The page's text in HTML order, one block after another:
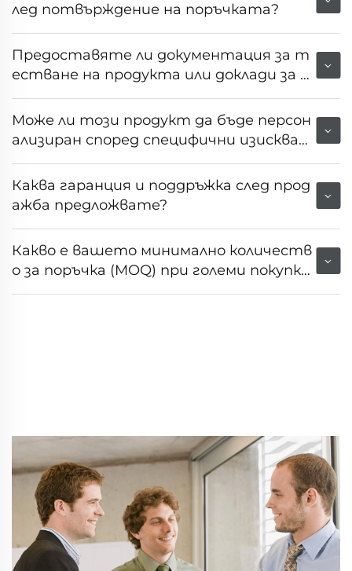
лед потвърждение на поръчката?
Предоставяте ли документация за т
естване на продукта или доклади за н
еговата производителност?
Може ли този продукт да бъде персон
ализиран според специфични изискван
ия на пазара или клиента?
Каква гаранция и поддръжка след прод
ажба предложвате?
Какво е вашето минимално количеств
о за поръчка (MOQ) при големи покупк
и?